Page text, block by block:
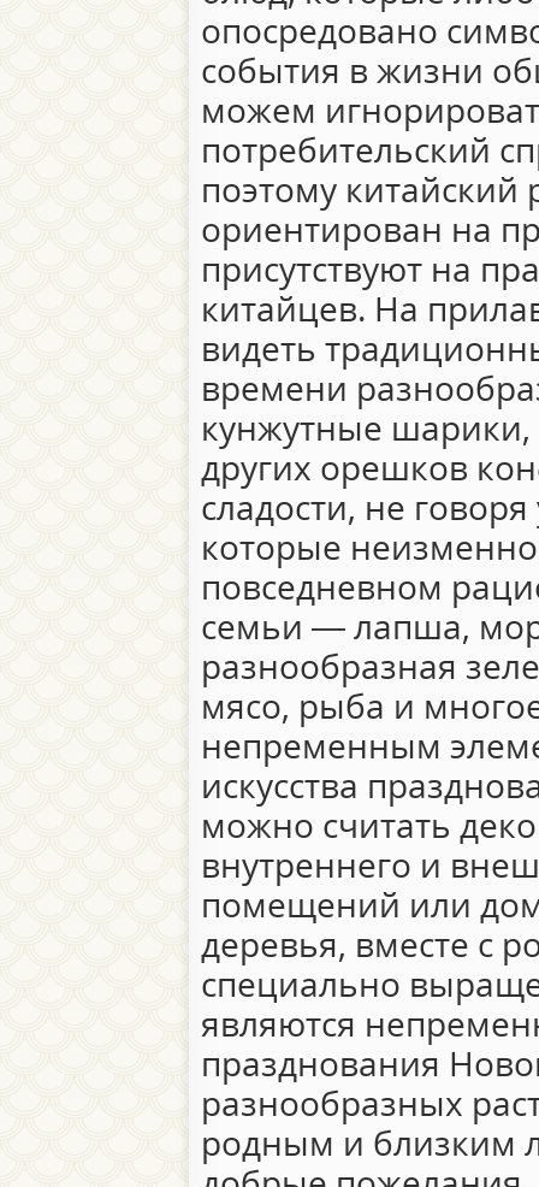
опосредовано
события в жизни
можем
потребительский
поэтому китайский
ориентирован на
присутствуют на
китайцев. На
видеть
времени
кунжутные
других орешков
сладости, не
которые неизменно
повседневном
семьи — лапша,
разнообразная
мясо, рыба и
непременным
искусства
можно считать
внутреннего и
помещений или
деревья, вместе с
специально
являются
празднования
разнообразных
родным и близким